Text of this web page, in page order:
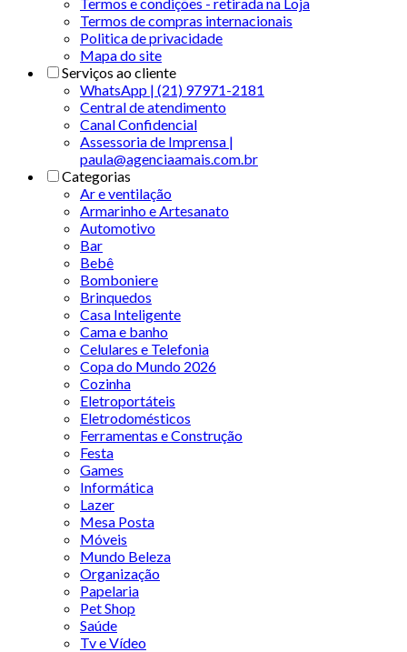
Termos de compras internacionais
Politica de privacidade
Mapa do site
Serviços ao cliente
WhatsApp | (21) 97971-2181
Central de atendimento
Canal Confidencial
Assessoria de Imprensa |
paula@agenciaamais.com.br
Categorias
Ar e ventilação
Armarinho e Artesanato
Automotivo
Bar
Bebê
Bomboniere
Brinquedos
Casa Inteligente
Cama e banho
Celulares e Telefonia
Copa do Mundo 2026
Cozinha
Eletroportáteis
Eletrodomésticos
Ferramentas e Construção
Festa
Games
Informática
Lazer
Mesa Posta
Móveis
Mundo Beleza
Organização
Papelaria
Pet Shop
Saúde
Tv e Vídeo